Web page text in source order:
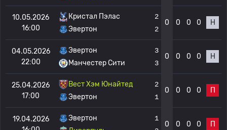
10.05.2026
16:00
Кристал Пэлас
Эвертон
2
2
0 0 0 0 Н
04.05.2026
22:00
Эвертон
Манчестер Сити
3
3
0 0 0 0 Н
25.04.2026
17:00
Вест Хэм Юнайтед
Эвертон
2
1
0 0 0 0 П
19.04.2026
Эвертон
1
0 0 0 0 П